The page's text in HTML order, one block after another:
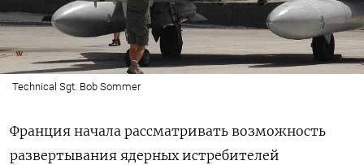
Technical Sgt. Bob Sommer
Франция начала рассматривать возможность
развертывания ядерных истребителей